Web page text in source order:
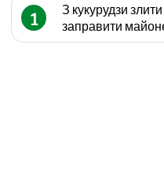
1
З кукурудзи
заправити